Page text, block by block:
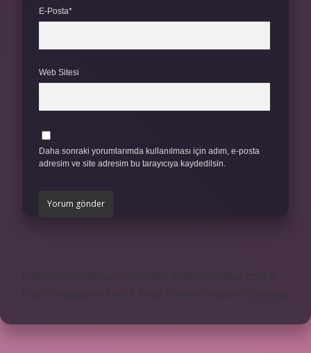
E-Posta*
Web Sitesi
Daha sonraki yorumlarımda kullanılması için adım, e-posta
adresim ve site adresim bu tarayıcıya kaydedilsin.